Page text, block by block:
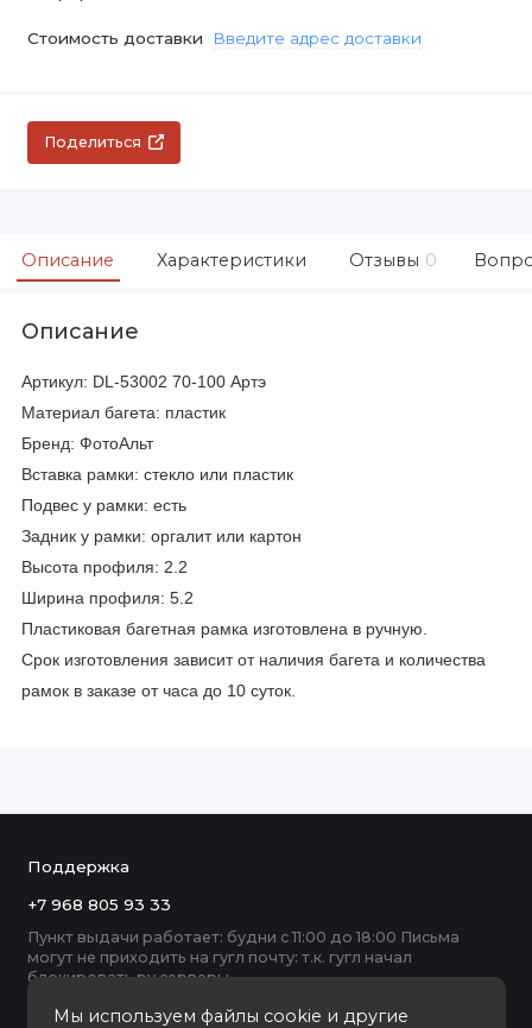
Стоимость доставки Введите адрес доставки
Поделиться
Описание Характеристики Отзывы 0
Описание
Артикул: DL-53002 70-100 Артэ
Материал багета: пластик
Бренд: ФотоАльт
Вставка рамки: стекло или пластик
Подвес у рамки: есть
Задник у рамки: оргалит или картон
Высота профиля: 2.2
Ширина профиля: 5.2
Пластиковая багетная рамка изготовлена в ручную.
Срок изготовления зависит от наличия багета и количества
рамок в заказе от часа до 10 суток.
Мы используем файлы cookie и другие
Поддержка
+7 968 805 93 33
Пункт выдачи работает: будни с 11:00 до 18:00 Письма
могут не приходить на гугл почту: т.к. гугл начал
блокировать ру серверы